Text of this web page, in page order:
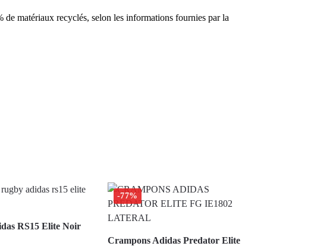
matériaux recyclés, selon les informations fournies par la
RS15 Elite Noir
-77%
Crampons Adidas Predator Elite